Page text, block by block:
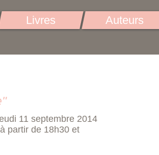
Livres Auteurs
11 septembre 2014
partir de 18h30 et